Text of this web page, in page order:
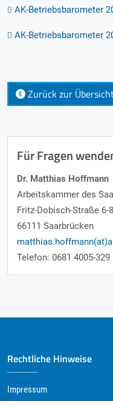
AK-Betriebsbarometer
AK-Betriebsbarometer
Zurück zur
Für Fragen
Dr. Matthias Hoffmann
Arbeitskammer des
Fritz-Dobisch-Straße 6-8
66111 Saarbrücken
Telefon: 0681 4005-329
Rechtliche Hinweise
Impressum